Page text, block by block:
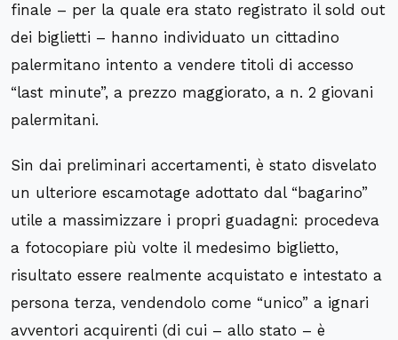
finale – per la quale era stato registrato il sold out
dei biglietti – hanno individuato un cittadino
palermitano intento a vendere titoli di accesso
“last minute”, a prezzo maggiorato, a n. 2 giovani
palermitani.
Sin dai preliminari accertamenti, è stato disvelato
un ulteriore escamotage adottato dal “bagarino”
utile a massimizzare i propri guadagni: procedeva
a fotocopiare più volte il medesimo biglietto,
risultato essere realmente acquistato e intestato a
persona terza, vendendolo come “unico” a ignari
avventori acquirenti (di cui – allo stato – è